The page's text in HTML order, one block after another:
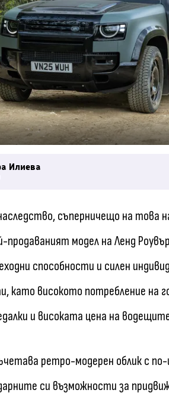
Илиева
съперничещо на това
продаваният модел на Ленд
способности и силен
като високото потребление
и високата цена на
ретро-модерен облик с
си възможности за